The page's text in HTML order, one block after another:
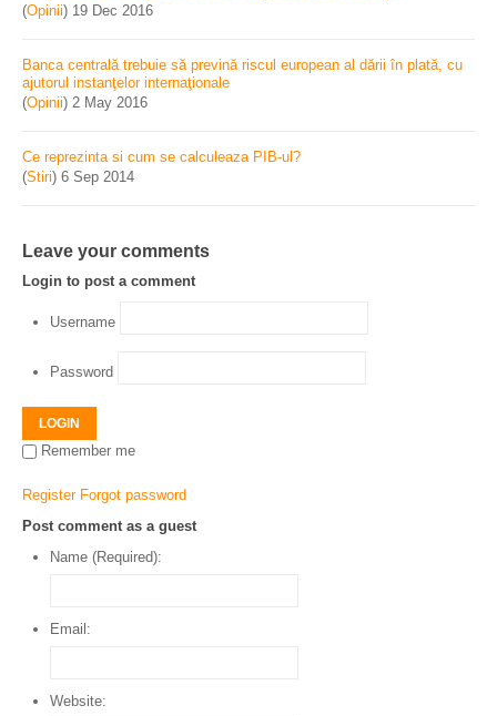
(Opinii) 19 Dec 2016
Banca centrală trebuie să prevină riscul european al dării în plată, cu
ajutorul instanţelor internaţionale
(Opinii) 2 May 2016
Ce reprezinta si cum se calculeaza PIB-ul?
(Stiri) 6 Sep 2014
Leave your comments
Login to post a comment
Username
Password
LOGIN
Remember me
Register Forgot password
Post comment as a guest
Name (Required):
Email:
Website: